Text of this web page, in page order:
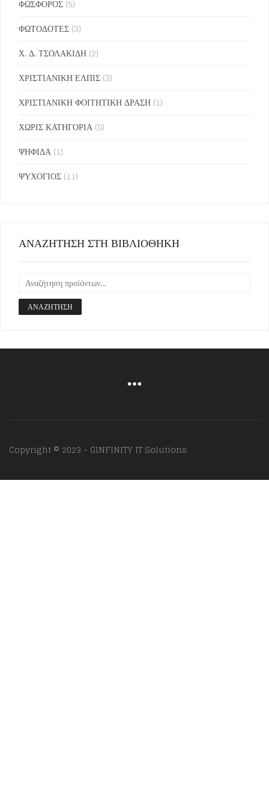
ΦΩΣΦΟΡΟΣ (5)
ΦΩΤΟΔΟΤΕΣ (3)
Χ. Δ. ΤΣΟΛΑΚΙΔΗ (2)
ΧΡΙΣΤΙΑΝΙΚΗ ΕΛΠΙΣ (3)
ΧΡΙΣΤΙΑΝΙΚΗ ΦΟΙΤΗΤΙΚΗ ΔΡΑΣΗ (1)
ΧΩΡΙΣ ΚΑΤΗΓΟΡΙΑ (0)
ΨΗΦΙΔΑ (1)
ΨΥΧΟΓΙΟΣ (11)
ΑΝΑΖΗΤΗΣΗ ΣΤΗ ΒΙΒΛΙΟΘΗΚΗ
ΑΝΑΖΉΤΗΣΗ
Copyright © 2023 - GINFINITY IT Solutions